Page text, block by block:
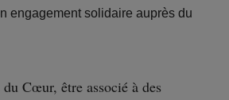
engagement solidaire auprès du
Cœur, être associé à des